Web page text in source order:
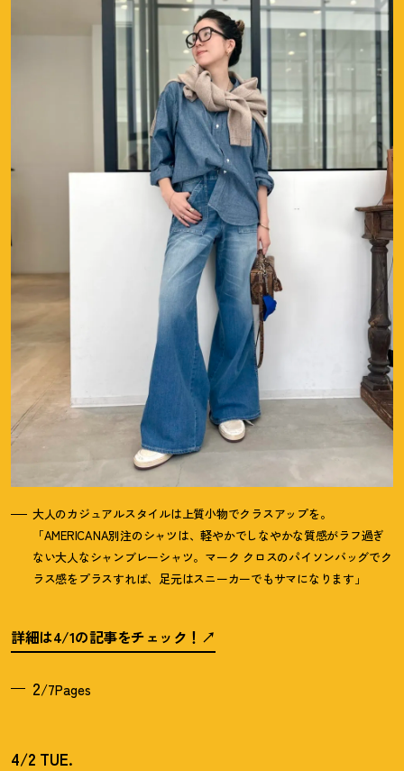
大人のカジュアルスタイルは上質小物でクラスアップを。
「AMERICANA別注のシャツは、軽やかでしなやかな質感がラフ過ぎ
ない大人なシャンブレーシャツ。マーク クロスのパイソンバッグでク
ラス感をプラスすれば、足元はスニーカーでもサマになります」
詳細は4/1の記事をチェック ！
2/7Pages
4/2 TUE.